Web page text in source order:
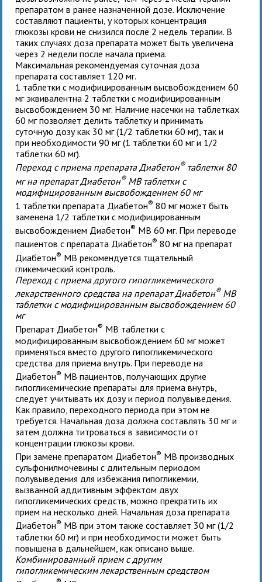
препаратом в ранее назначенной дозе. Исключение
составляют пациенты, у которых концентрация
глюкозы крови не снизился после 2 недель терапии. В
таких случаях доза препарата может быть увеличена
через 2 недели после начала приема.
Максимальная рекомендуемая суточная доза
препарата составляет 120 мг.
1 таблетки с модифицированным высвобождением 60
мг эквивалентна 2 таблетки с модифицированным
высвобождением 30 мг. Наличие насечки на таблетках
60 мг позволяет делить таблетку и принимать
суточную дозу как 30 мг (1/2 таблетки 60 мг), так и
при необходимости 90 мг (1 таблетки 60 мг и 1/2
таблетки 60 мг).
Переход с приема препарата Диабетон®таблетки 80
мг на препарат Диабетон®MB таблетки с
модифицированным высвобождением 60 мг
1 таблетки препарата Диабетон® 80 мг может быть
заменена 1/2 таблетки с модифицированным
высвобождением Диабетон® MB 60 мг. При переводе
пациентов с препарата Диабетон® 80 мг на препарат
Диабетон® MB рекомендуется тщательный
гликемический контроль.
Переход с приема другого гипогликемического
лекарственного средства на препарат Диабетон®MB
таблетки с модифицированным высвобождением 60
мг
Препарат Диабетон® MB таблетки с
модифицированным высвобождением 60 мг может
применяться вместо другого гипогликемического
средства для приема внутрь. При переводе на
Диабетон® MB пациентов, получающих другие
гипогликемические препараты для приема внутрь,
следует учитывать их дозу и период полувыведения.
Как правило, переходного периода при этом не
требуется. Начальная доза должна составлять 30 мг и
затем должна титроваться в зависимости от
концентрации глюкозы крови.
При замене препаратом Диабетон® MB производных
сульфонилмочевины с длительным периодом
полувыведения для избежания гипогликемии,
вызванной аддитивным эффектом двух
гипогликемических средств, можно прекратить их
прием на несколько дней. Начальная доза препарата
Диабетон® MB при этом также составляет 30 мг (1/2
таблетки 60 мг) и при необходимости может быть
повышена в дальнейшем, как описано выше.
Комбинированный прием с другим
гипогликемическим лекарственным средством